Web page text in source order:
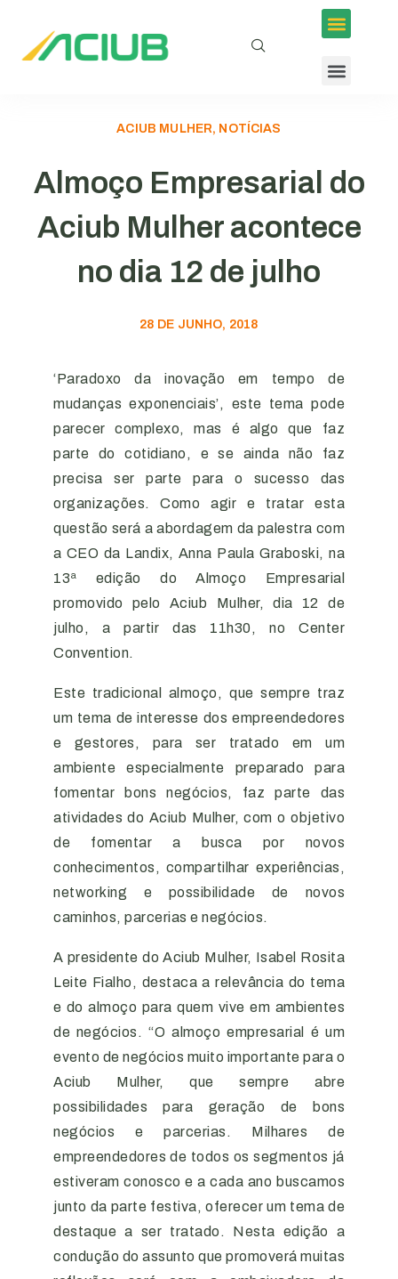
ACIUB MULHER, NOTÍCIAS
Almoço Empresarial do
Aciub Mulher acontece
no dia 12 de julho
28 DE JUNHO, 2018
‘Paradoxo da inovação em tempo de
mudanças exponenciais’, este tema pode
parecer complexo, mas é algo que faz
parte do cotidiano, e se ainda não faz
precisa ser parte para o sucesso das
organizações. Como agir e tratar esta
questão será a abordagem da palestra com
a CEO da Landix, Anna Paula Graboski, na
13ª edição do Almoço Empresarial
promovido pelo Aciub Mulher, dia 12 de
julho, a partir das 11h30, no Center
Convention.
Este tradicional almoço, que sempre traz
um tema de interesse dos empreendedores
e gestores, para ser tratado em um
ambiente especialmente preparado para
fomentar bons negócios, faz parte das
atividades do Aciub Mulher, com o objetivo
de fomentar a busca por novos
conhecimentos, compartilhar experiências,
networking e possibilidade de novos
caminhos, parcerias e negócios.
A presidente do Aciub Mulher, Isabel Rosita
Leite Fialho, destaca a relevância do tema
e do almoço para quem vive em ambientes
de negócios. “O almoço empresarial é um
evento de negócios muito importante para o
Aciub Mulher, que sempre abre
possibilidades para geração de bons
negócios e parcerias. Milhares de
empreendedores de todos os segmentos já
estiveram conosco e a cada ano buscamos
junto da parte festiva, oferecer um tema de
destaque a ser tratado. Nesta edição a
condução do assunto que promoverá muitas